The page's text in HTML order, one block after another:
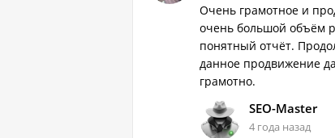
Очень грамотное и
очень большой объём
понятный отчёт.
данное продвижение
грамотно.
SEO-Master
4 года назад